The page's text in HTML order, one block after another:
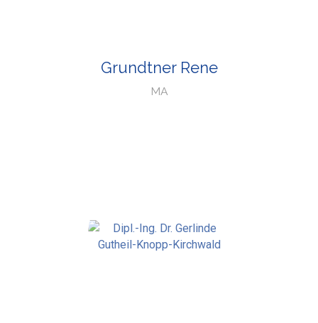
Grundtner Rene
MA